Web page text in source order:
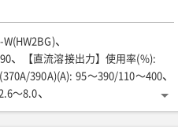
W(HW2BG)
【直流溶接出力】使用率(%):
390A)(A): 95〜390/110〜400
〜8.0
200A)(A): 50〜200/60〜210